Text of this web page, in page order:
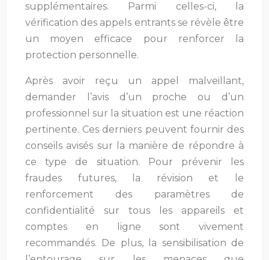
supplémentaires. Parmi celles-ci, la
vérification des appels entrants se révèle être
un moyen efficace pour renforcer la
protection personnelle.
Après avoir reçu un appel malveillant,
demander l’avis d’un proche ou d’un
professionnel sur la situation est une réaction
pertinente. Ces derniers peuvent fournir des
conseils avisés sur la manière de répondre à
ce type de situation. Pour prévenir les
fraudes futures, la révision et le
renforcement des paramètres de
confidentialité sur tous les appareils et
comptes en ligne sont vivement
recommandés. De plus, la sensibilisation de